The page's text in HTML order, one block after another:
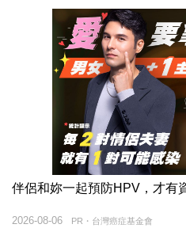
伴侶和妳一起預防HPV，才有
PR・台灣癌症基金會
2026-08-06